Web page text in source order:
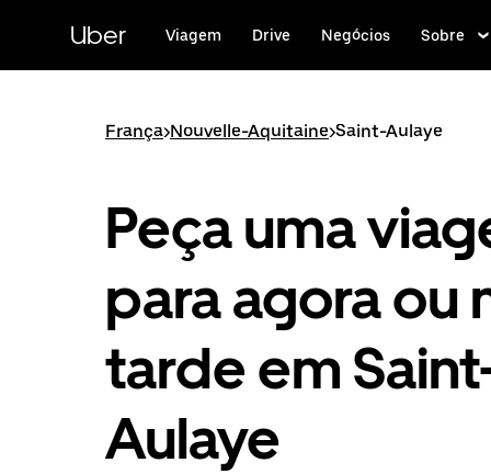
conteúdo
Uber Viagem Drive Negócios Sobre
França>Nouvelle-Aquitaine>Saint-Aulaye
Peça uma
para agora ou
tarde em
Aulaye